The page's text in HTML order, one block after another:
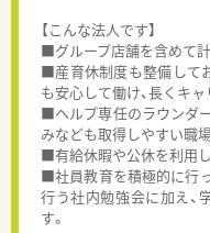
【こんな法人です】
■グループ店舗を含めて
■産育休制度も整備して
も安心して働け、長くキ
■ヘルプ専任のラウンダ
みなども取得しやすい職場
■有給休暇や公休を利用し
■社員教育を積極的に行
行う社内勉強会に加え、
す。